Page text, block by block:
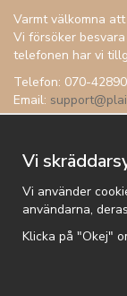
Varmt välkomna
Vi försöker
telefonen har vi
Telefon: 070-
Email:
Vi
Vi använder
användarna,
Klicka på "Okej"